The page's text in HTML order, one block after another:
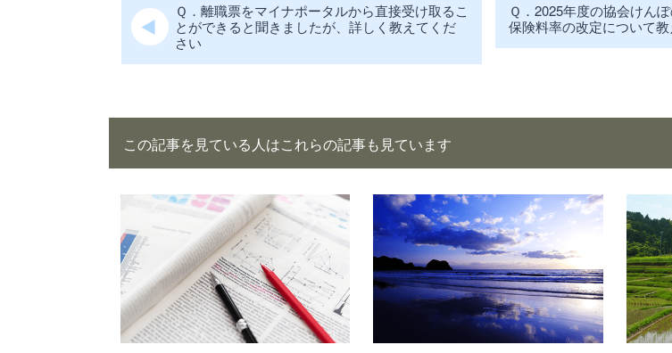
Ｑ．離職票をマイナポータルから直接受け取るこ
とができると聞きましたが、詳しく教えてくだ
さい
Ｑ．2025年度の協会けん
保険料率の改定について
この記事を見ている人はこれらの記事も見ています